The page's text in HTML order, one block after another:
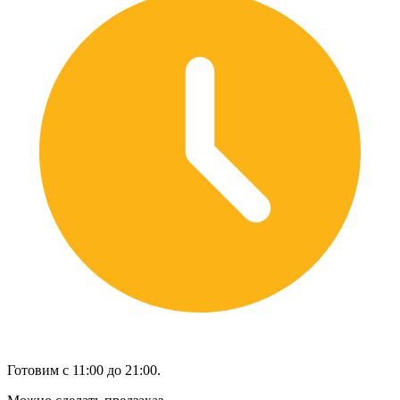
Готовим с 11:00 до 21:00.